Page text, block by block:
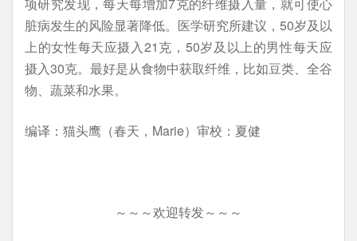
脏病发生的风险显著降低。医学研究所建议，50岁及以
上的女性每天应摄入21克，50岁及以上的男性每天应
摄入30克。最好是从食物中获取纤维，比如豆类、全谷
物、蔬菜和水果。
编译：猫头鹰（春天，Marie）审校：夏健
～～～欢迎转发～～～